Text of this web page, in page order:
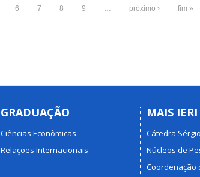
6 7 8 9 … próximo › fim »
GRADUAÇÃO
Ciências Econômicas
Relações Internacionais
MAIS IERI
Cátedra
Núcleos de
Coordenação